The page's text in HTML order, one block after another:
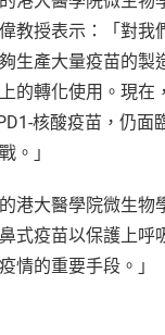
教授表示：「對我
生產大量疫苗的製
的轉化使用。現在
核酸疫苗，仍面
。」
港大醫學院微生物
式疫苗以保護上呼
情的重要手段。」